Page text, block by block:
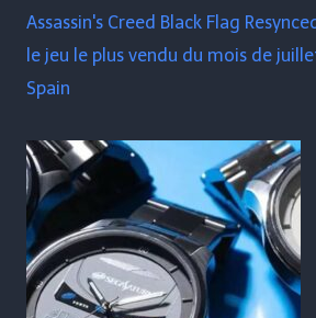
Assassin's Creed Black Flag
le jeu le plus vendu du mois de
Spain